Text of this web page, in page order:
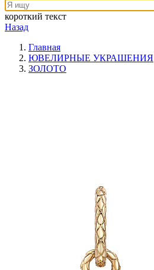
короткий текст
Назад
Главная
ЮВЕЛИРНЫЕ УКРАШЕНИЯ
ЗОЛОТО